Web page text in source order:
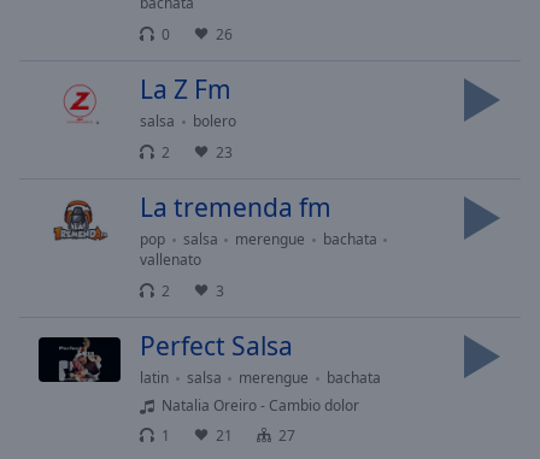
Family
0
26
La Z Fm
salsa
bolero
2
23
La tremenda fm
pop salsa merengue
bachata
vallenato
2
3
Perfect Salsa
latin salsa merengue
bachata
Natalia Oreiro - Cambio dolor
1
21 27